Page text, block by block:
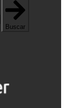
Buscar